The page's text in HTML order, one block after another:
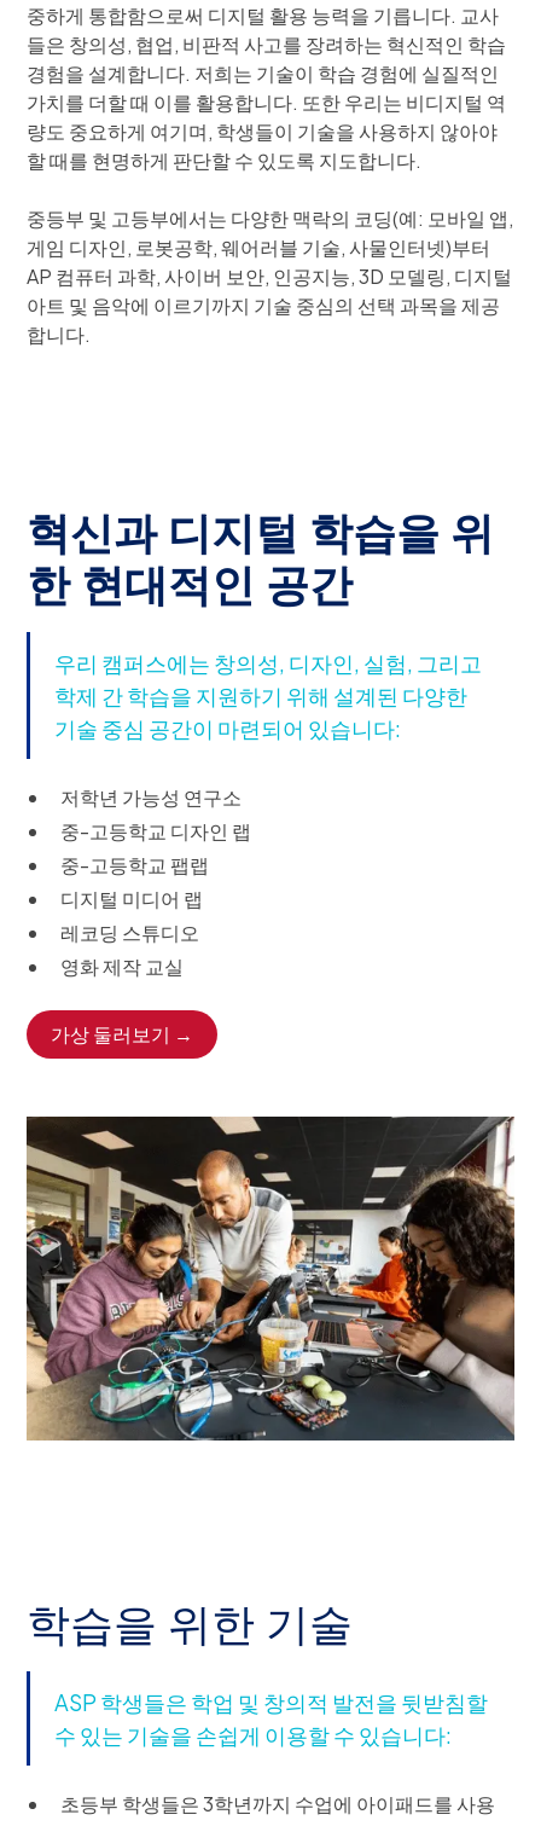
중하게 통합함으로써 디지털 활용 능력을 기릅니다. 교사
들은 창의성, 협업, 비판적 사고를 장려하는 혁신적인 학습
경험을 설계합니다. 저희는 기술이 학습 경험에 실질적인
가치를 더할 때 이를 활용합니다. 또한 우리는 비디지털 역
량도 중요하게 여기며, 학생들이 기술을 사용하지 않아야
할 때를 현명하게 판단할 수 있도록 지도합니다.
중등부 및 고등부에서는 다양한 맥락의 코딩(예: 모바일 앱,
게임 디자인, 로봇공학, 웨어러블 기술, 사물인터넷)부터
AP 컴퓨터 과학, 사이버 보안, 인공지능, 3D 모델링, 디지털
아트 및 음악에 이르기까지 기술 중심의 선택 과목을 제공
합니다.
혁신과 디지털 학습을 위
한 현대적인 공간
우리 캠퍼스에는 창의성, 디자인, 실험, 그리고
학제 간 학습을 지원하기 위해 설계된 다양한
기술 중심 공간이 마련되어 있습니다:
저학년 가능성 연구소
중-고등학교 디자인 랩
중-고등학교 팹랩
디지털 미디어 랩
레코딩 스튜디오
영화 제작 교실
가상 둘러보기 →
학습을 위한 기술
ASP 학생들은 학업 및 창의적 발전을 뒷받침할
수 있는 기술을 손쉽게 이용할 수 있습니다:
초등부 학생들은 3학년까지 수업에 아이패드를 사용